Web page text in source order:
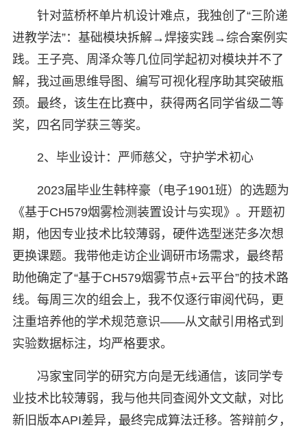
针对蓝桥杯单片机设计难点，我独创了“三阶递
进教学法”：基础模块拆解→焊接实践→综合案例实
践。王子亮、周泽众等几位同学起初对模块并不了
解，我过画思维导图、编写可视化程序助其突破瓶
颈。最终，该生在比赛中，获得两名同学省级二等
奖，四名同学获三等奖。
2、毕业设计：严师慈父，守护学术初心
2023届毕业生韩梓豪（电子1901班）的选题为
《基于CH579烟雾检测装置设计与实现》。开题初
期，他因专业技术比较薄弱，硬件选型迷茫多次想
更换课题。我带他走访企业调研市场需求，最终帮
助他确定了“基于CH579烟雾节点+云平台”的技术路
线。每周三次的组会上，我不仅逐行审阅代码，更
注重培养他的学术规范意识——从文献引用格式到
实验数据标注，均严格要求。
冯家宝同学的研究方向是无线通信，该同学专
业技术比较薄弱，我与他共同查阅外文文献，对比
新旧版本API差异，最终完成算法迁移。答辩前夕，